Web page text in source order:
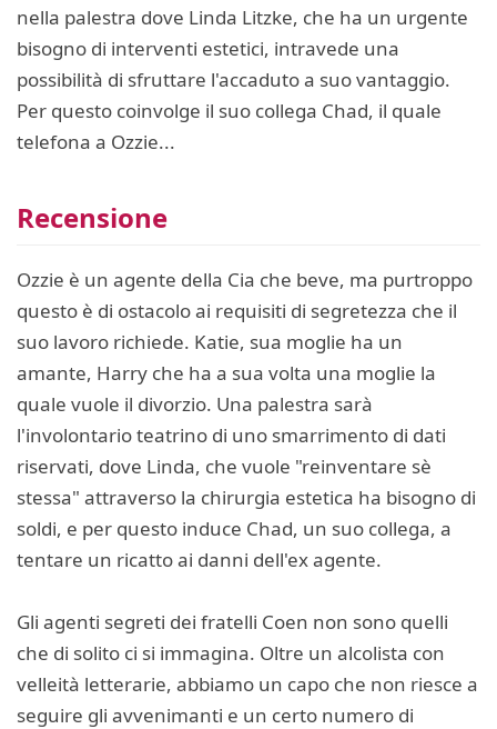
nella palestra dove Linda Litzke, che ha un urgente
bisogno di interventi estetici, intravede una
possibilità di sfruttare l'accaduto a suo vantaggio.
Per questo coinvolge il suo collega Chad, il quale
telefona a Ozzie...
Recensione
Ozzie è un agente della Cia che beve, ma purtroppo
questo è di ostacolo ai requisiti di segretezza che il
suo lavoro richiede. Katie, sua moglie ha un
amante, Harry che ha a sua volta una moglie la
quale vuole il divorzio. Una palestra sarà
l'involontario teatrino di uno smarrimento di dati
riservati, dove Linda, che vuole "reinventare sè
stessa" attraverso la chirurgia estetica ha bisogno di
soldi, e per questo induce Chad, un suo collega, a
tentare un ricatto ai danni dell'ex agente.
Gli agenti segreti dei fratelli Coen non sono quelli
che di solito ci si immagina. Oltre un alcolista con
velleità letterarie, abbiamo un capo che non riesce a
seguire gli avvenimanti e un certo numero di